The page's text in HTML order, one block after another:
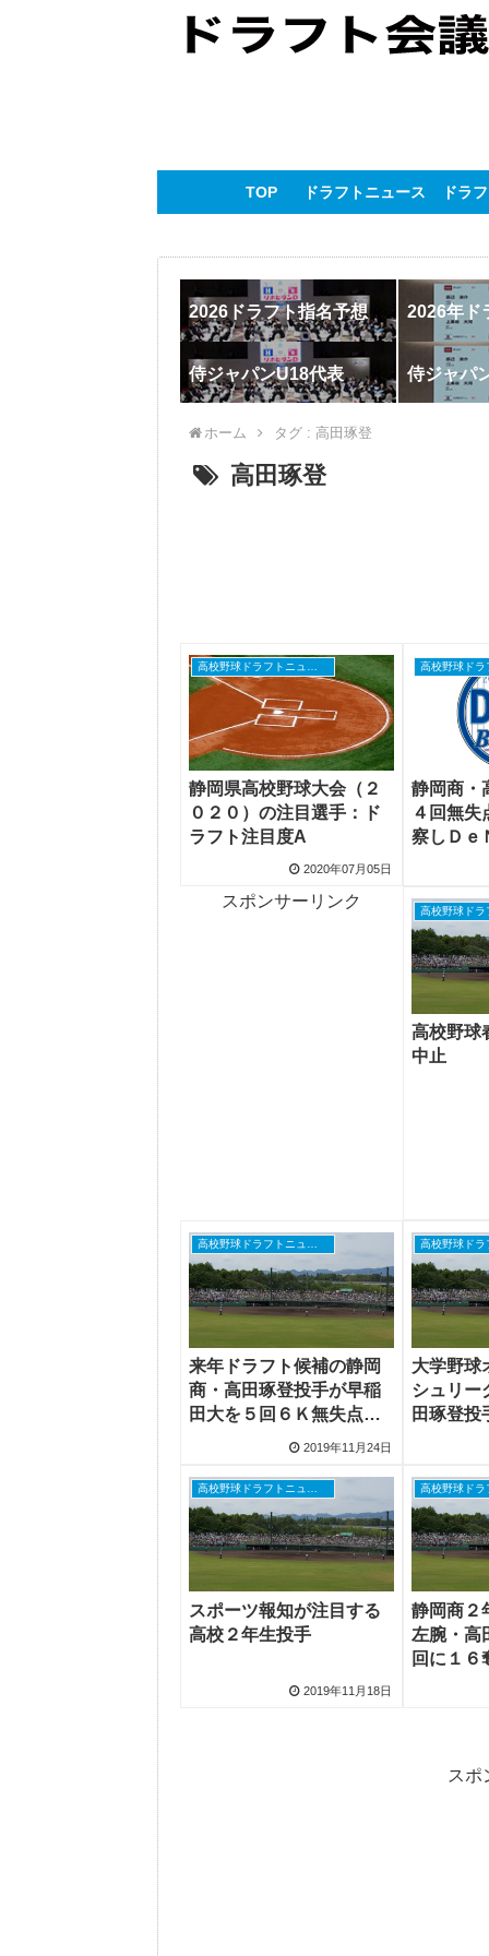
TOP ドラフトニュース ドラ
2026ドラフト指名予想 2026年ド
侍ジャパンU18代表 侍ジャパ
ホーム タグ : 高田琢登
高田琢登
静岡県高校野球大会（２
０２０）の注目選手：ド
ラフト注目度A
2020年07月05日
静岡商・
４回無失
察しＤｅ
スポンサーリンク
高校野球
中止
高校野球ドラフトニュース
来年ドラフト候補の静岡
商・高田琢登投手が早稲
田大を５回６Ｋ無失点に
2019年11月24日
大学野球
シュリー
田琢登投
スポーツ報知が注目する
高校２年生投手
2019年11月18日
静岡商２
左腕・高
回に１６
スポ